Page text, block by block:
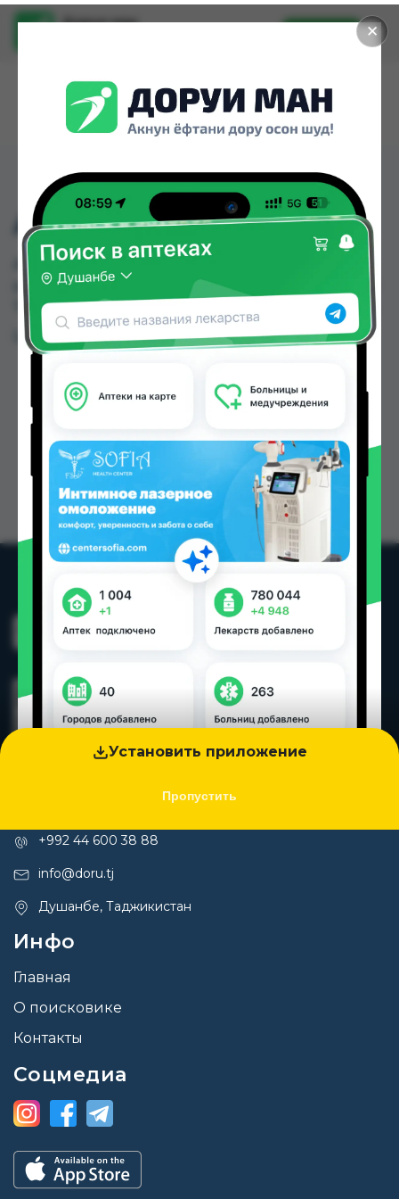
✕
Установить приложение
Пропустить
Доруи ман
Установить
АНТИФАРНЫЕ ОЧКИ
АНТИФАРНЫЕ ОЧКИ можно купить или
заказать в аптеках, Нишон №3 по цене от 100.00
TJS в Душанбе и других городах Таджикистана
Цена: от
100.00 TJS
+992 44 600 38 88
info@doru.tj
Душанбе, Таджикистан
Инфо
Главная
О поисковике
Контакты
Соцмедиа